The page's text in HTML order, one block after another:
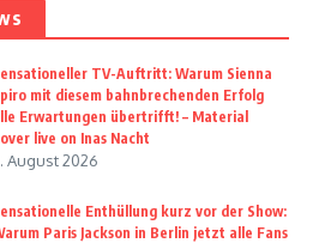
TV-Auftritt: Warum Sienna
mit diesem bahnbrechenden Erfolg
Erwartungen übertrifft! – Material
live on Inas Nacht
August 2026
Enthüllung kurz vor der Show:
Paris Jackson in Berlin jetzt alle Fans